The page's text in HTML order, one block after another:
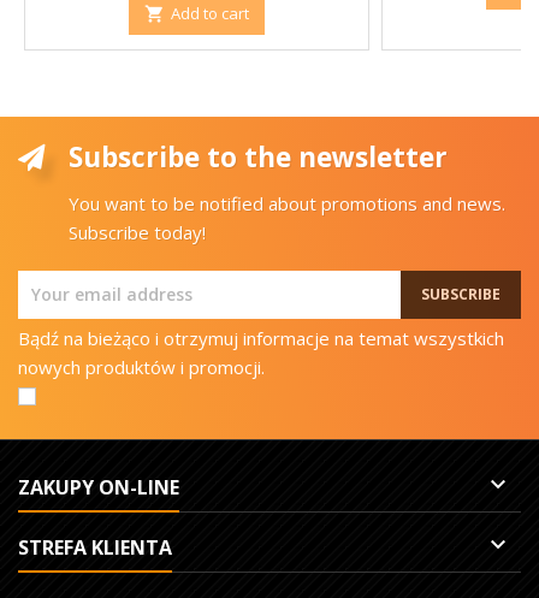
 Add to cart
Subscribe to the newsletter
You want to be notified about promotions and news.
Subscribe today!
Bądź na bieżąco i otrzymuj informacje na temat wszystkich
nowych produktów i promocji.
ZAKUPY ON-LINE 
STREFA KLIENTA 